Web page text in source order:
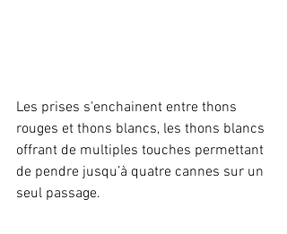
Les prises s'enchainent entre thons
rouges et thons blancs, les thons blancs
offrant de multiples touches permettant
de pendre jusqu’à quatre cannes sur un
seul passage.